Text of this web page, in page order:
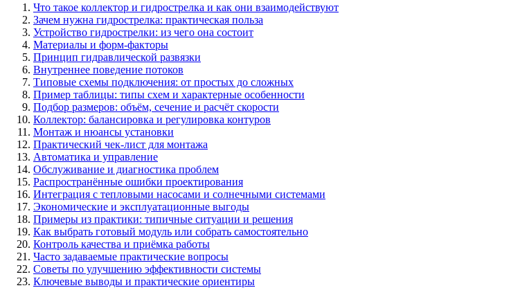
Что такое коллектор и гидрострелка и как они взаимодействуют
Зачем нужна гидрострелка: практическая польза
Устройство гидрострелки: из чего она состоит
Материалы и форм-факторы
Принцип гидравлической развязки
Внутреннее поведение потоков
Типовые схемы подключения: от простых до сложных
Пример таблицы: типы схем и характерные особенности
Подбор размеров: объём, сечение и расчёт скорости
Коллектор: балансировка и регулировка контуров
Монтаж и нюансы установки
Практический чек-лист для монтажа
Автоматика и управление
Обслуживание и диагностика проблем
Распространённые ошибки проектирования
Интеграция с тепловыми насосами и солнечными системами
Экономические и эксплуатационные выгоды
Примеры из практики: типичные ситуации и решения
Как выбрать готовый модуль или собрать самостоятельно
Контроль качества и приёмка работы
Часто задаваемые практические вопросы
Советы по улучшению эффективности системы
Ключевые выводы и практические ориентиры